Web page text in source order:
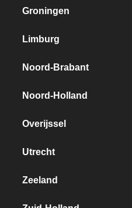
Groningen
Limburg
Noord-Brabant
Noord-Holland
Overijssel
Utrecht
Zeeland